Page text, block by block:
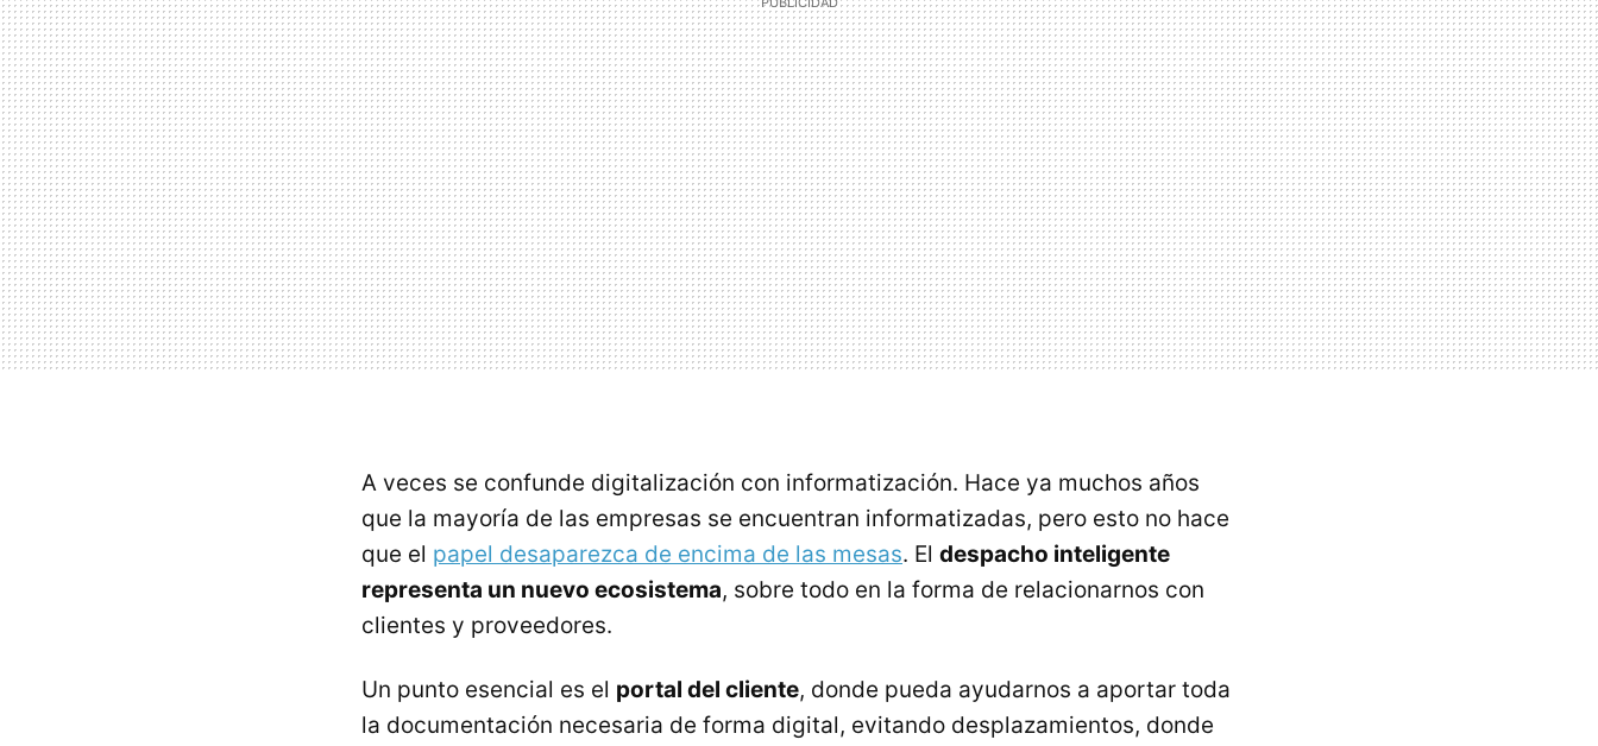
A veces se confunde digitalización con informatización. Hace ya muchos años
que la mayoría de las empresas se encuentran informatizadas, pero esto no hace
que el papel desaparezca de encima de las mesas. El despacho inteligente
representa un nuevo ecosistema, sobre todo en la forma de relacionarnos con
clientes y proveedores.
Un punto esencial es el portal del cliente, donde pueda ayudarnos a aportar toda
la documentación necesaria de forma digital, evitando desplazamientos, donde